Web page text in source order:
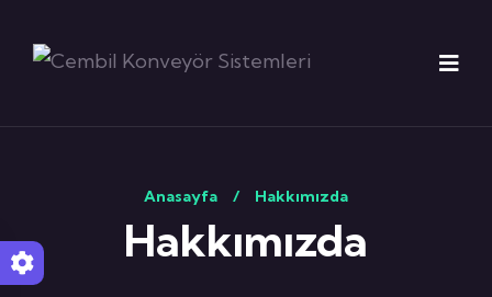
Anasayfa / Hakkımızda
Hakkımızda